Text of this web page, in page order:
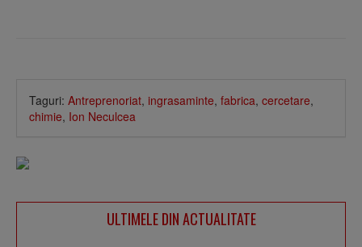
Taguri: Antreprenoriat, ingrasaminte, fabrica, cercetare,
chimie, Ion Neculcea
ULTIMELE DIN ACTUALITATE